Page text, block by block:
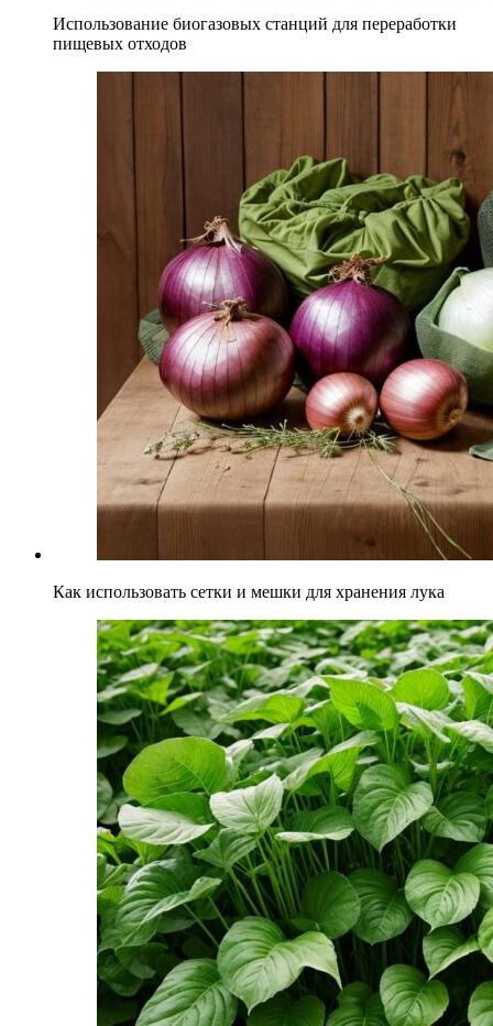
Использование биогазовых станций для переработки
пищевых отходов
Как использовать сетки и мешки для хранения лука